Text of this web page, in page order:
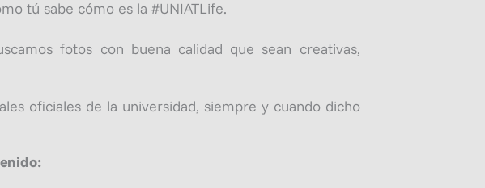
tú sabe cómo es la #UNIATLife.
fotos con buena calidad que sean creativas,
oficiales de la universidad, siempre y cuando dicho